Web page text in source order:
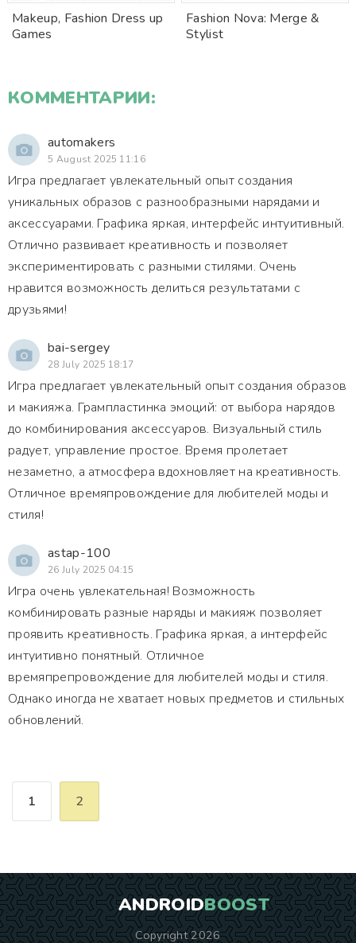
Makeup, Fashion Dress up
Games
Fashion Nova: Merge &
Stylist
КОММЕНТАРИИ:
automakers
5 August 2025 11:16
Игра предлагает увлекательный опыт создания
уникальных образов с разнообразными нарядами и
аксессуарами. Графика яркая, интерфейс интуитивный.
Отлично развивает креативность и позволяет
экспериментировать с разными стилями. Очень
нравится возможность делиться результатами с
друзьями!
bai-sergey
28 July 2025 18:17
Игра предлагает увлекательный опыт создания образов
и макияжа. Грампластинка эмоций: от выбора нарядов
до комбинирования аксессуаров. Визуальный стиль
радует, управление простое. Время пролетает
незаметно, а атмосфера вдохновляет на креативность.
Отличное времяпровождение для любителей моды и
стиля!
astap-100
26 July 2025 04:15
Игра очень увлекательная! Возможность
комбинировать разные наряды и макияж позволяет
проявить креативность. Графика яркая, а интерфейс
интуитивно понятный. Отличное
времяпрепровождение для любителей моды и стиля.
Однако иногда не хватает новых предметов и стильных
обновлений.
1 2
ANDROIDBOOST
Copyright 2026